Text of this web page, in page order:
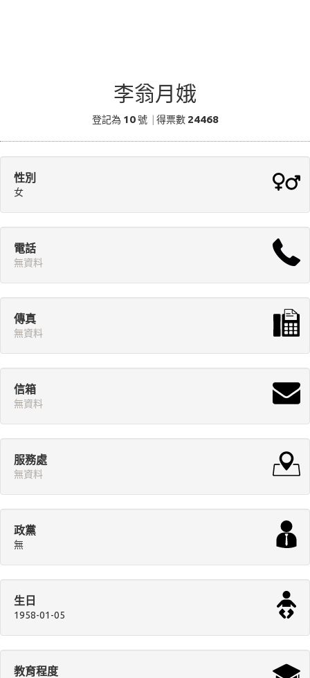
李翁月娥
登記為 10號 得票數 24468
性別
女
電話
無資料
傳真
無資料
信箱
無資料
服務處
無資料
政黨
無
生日
1958-01-05
教育程度